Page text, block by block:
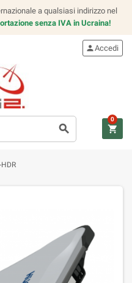
a qualsiasi indirizzo nel
senza IVA in Ucraina!
search
personAccedi
shopping_cart
0